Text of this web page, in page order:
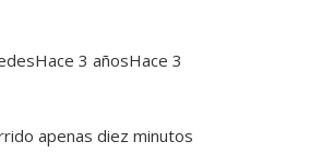
Hace 3 añosHace 3
apenas diez minutos